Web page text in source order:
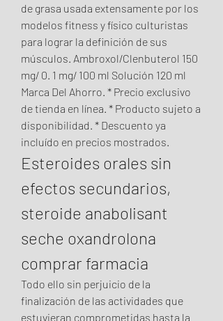
de grasa usada extensamente por los
modelos fitness y físico culturistas
para lograr la definición de sus
músculos. Ambroxol/Clenbuterol 150
mg/ 0. 1 mg/ 100 ml Solución 120 ml
Marca Del Ahorro. * Precio exclusivo
de tienda en línea. * Producto sujeto a
disponibilidad. * Descuento ya
incluído en precios mostrados.
Esteroides orales sin
efectos secundarios,
steroide anabolisant
seche oxandrolona
comprar farmacia
Todo ello sin perjuicio de la
finalización de las actividades que
estuvieran comprometidas hasta la